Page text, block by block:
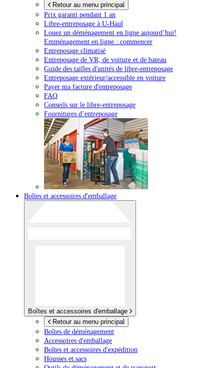
Retour au menu principal
Prix garanti pendant 1 an
Libre-entreposage à U-Haul
Louez un déménagement en ligne aujourd’hui!
Emménagement en ligne : commencer
Entreposage climatisé
Entreposage de VR, de voiture et de bateau
Guide des tailles d'unités de libre-entreposage
Entreposage extérieur/accessible en voiture
Payer ma facture d'entreposage
FAQ
Conseils sur le libre-entreposage
Fournitures d’entreposage
Boîtes et accessoires d'emballage
Boîtes et accessoires d'emballage
Retour au menu principal
Boîtes de déménagement
Accessoires d'emballage
Boîtes et accessoires d'expédition
Housses et sacs